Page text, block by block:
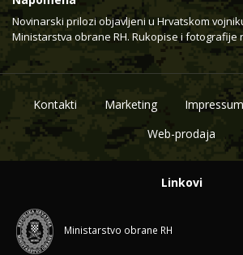
Novinarski prilozi objavljeni u Hrvatskom
Ministarstva obrane RH. Rukopise i fotografije
Kontakti Marketing Impressum
Web-prodaja
Linkovi
Ministarstvo obrane RH